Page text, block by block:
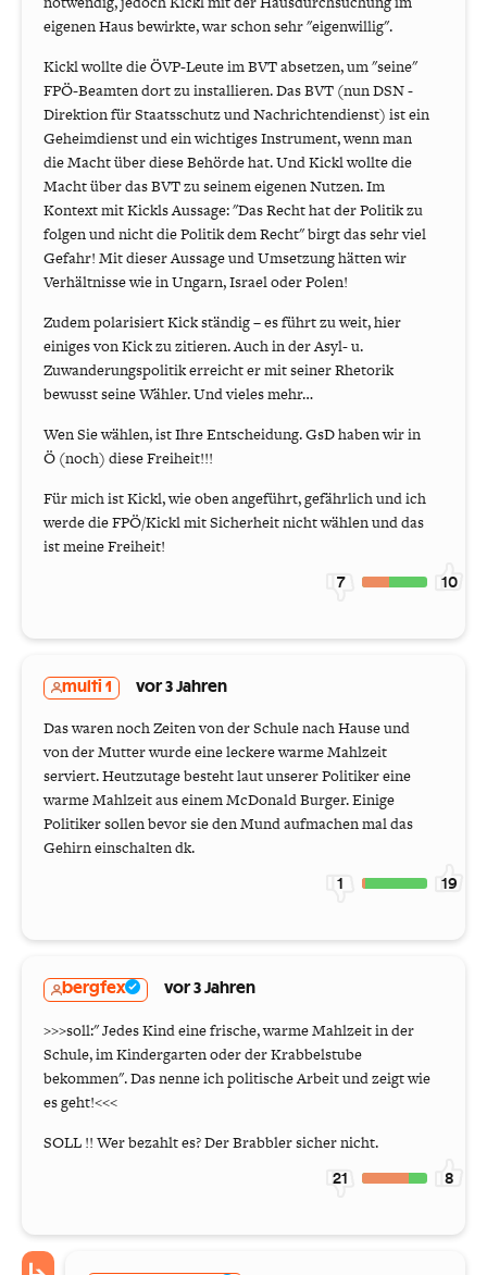
eigenen Haus bewirkte, war schon sehr "eigenwillig".
Kickl wollte die ÖVP-Leute im BVT absetzen, um "seine"
FPÖ-Beamten dort zu installieren. Das BVT (nun DSN -
Direktion für Staatsschutz und Nachrichtendienst) ist ein
Geheimdienst und ein wichtiges Instrument, wenn man
die Macht über diese Behörde hat. Und Kickl wollte die
Macht über das BVT zu seinem eigenen Nutzen. Im
Kontext mit Kickls Aussage: "Das Recht hat der Politik zu
folgen und nicht die Politik dem Recht" birgt das sehr viel
Gefahr! Mit dieser Aussage und Umsetzung hätten wir
Verhältnisse wie in Ungarn, Israel oder Polen!
Zudem polarisiert Kick ständig – es führt zu weit, hier
einiges von Kick zu zitieren. Auch in der Asyl- u.
Zuwanderungspolitik erreicht er mit seiner Rhetorik
bewusst seine Wähler. Und vieles mehr…
Wen Sie wählen, ist Ihre Entscheidung. GsD haben wir in
Ö (noch) diese Freiheit!!!
Für mich ist Kickl, wie oben angeführt, gefährlich und ich
werde die FPÖ/Kickl mit Sicherheit nicht wählen und das
ist meine Freiheit!
7 10
multi 1 vor 3 Jahren
Das waren noch Zeiten von der Schule nach Hause und
von der Mutter wurde eine leckere warme Mahlzeit
serviert. Heutzutage besteht laut unserer Politiker eine
warme Mahlzeit aus einem McDonald Burger. Einige
Politiker sollen bevor sie den Mund aufmachen mal das
Gehirn einschalten dk.
1 19
bergfex vor 3 Jahren
>>>soll:" Jedes Kind eine frische, warme Mahlzeit in der
Schule, im Kindergarten oder der Krabbelstube
bekommen". Das nenne ich politische Arbeit und zeigt wie
es geht!<<<
SOLL !! Wer bezahlt es? Der Brabbler sicher nicht.
21 8